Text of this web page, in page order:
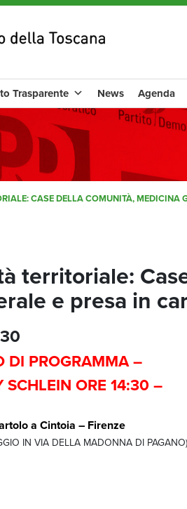
Trasparente News Agenda
CASE DELLA COMUNITÀ, MEDICINA
territoriale:
e presa in
DI PROGRAMMA –
SCHLEIN ORE 14:30 –
a Cintoia – Firenze
IN VIA DELLA MADONNA DI